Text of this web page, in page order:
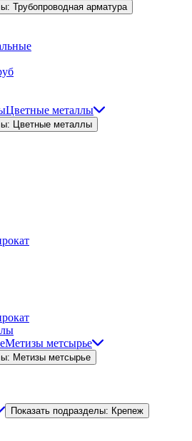
Трубопроводная арматура
Цветные металлы
Цветные металлы
Метизы метсырье
Метизы метсырье
Показать подразделы: Крепеж